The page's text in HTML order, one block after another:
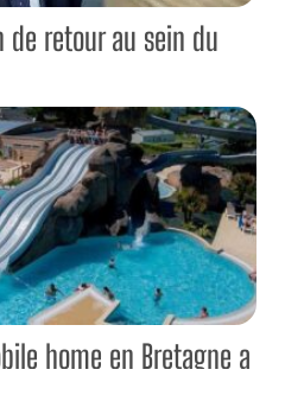
de retour au sein du
home en Bretagne a